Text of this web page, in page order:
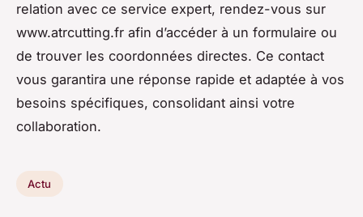
relation avec ce service expert, rendez-vous sur
www.atrcutting.fr afin d’accéder à un formulaire ou
de trouver les coordonnées directes. Ce contact
vous garantira une réponse rapide et adaptée à vos
besoins spécifiques, consolidant ainsi votre
collaboration.
Actu